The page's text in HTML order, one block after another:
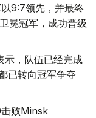
9:7领先，并最终
冕冠军，成功晋级
，队伍已经完成
已转向冠军争夺
败Minsk